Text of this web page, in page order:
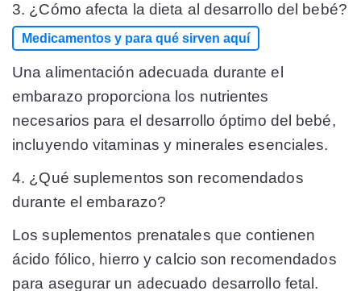
3. ¿Cómo afecta la dieta al desarrollo del bebé?
Medicamentos y para qué sirven aquí
Una alimentación adecuada durante el
embarazo proporciona los nutrientes
necesarios para el desarrollo óptimo del bebé,
incluyendo vitaminas y minerales esenciales.
4. ¿Qué suplementos son recomendados
durante el embarazo?
Los suplementos prenatales que contienen
ácido fólico, hierro y calcio son recomendados
para asegurar un adecuado desarrollo fetal.